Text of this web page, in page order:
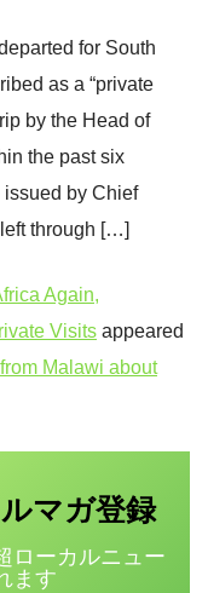
for South
as a “private
by the Head of
the past six
issued by Chief
through […]
Again,
Visits appeared
Malawi about
マガ登録
ローカルニュー
ます